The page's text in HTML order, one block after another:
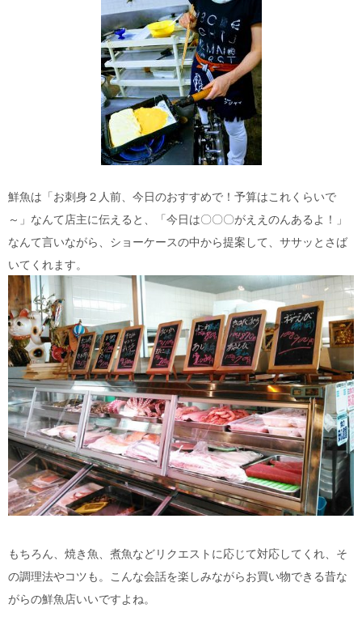
鮮魚は「お刺身２人前、今日のおすすめで！予算はこれくらいで
～」なんて店主に伝えると、「今日は〇〇〇がええのんあるよ！」
なんて言いながら、ショーケースの中から提案して、ササッとさば
いてくれます。
もちろん、焼き魚、煮魚などリクエストに応じて対応してくれ、そ
の調理法やコツも。こんな会話を楽しみながらお買い物できる昔な
がらの鮮魚店いいですよね。